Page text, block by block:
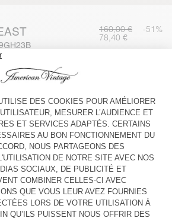
160,00 € -51%
78,40 €
le mercredi 12 août et le vendredi 14
août